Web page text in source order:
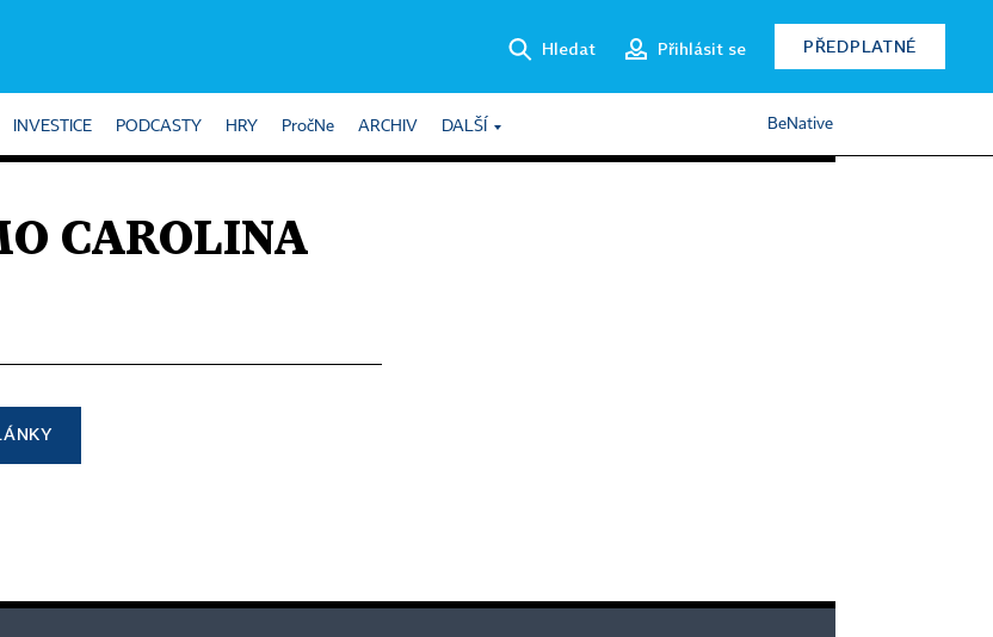
Hledat Přihlásit se PŘEDPLATNÉ
INVESTICE PODCASTY HRY PročNe ARCHIV DALŠÍ BeNative
CAROLINA